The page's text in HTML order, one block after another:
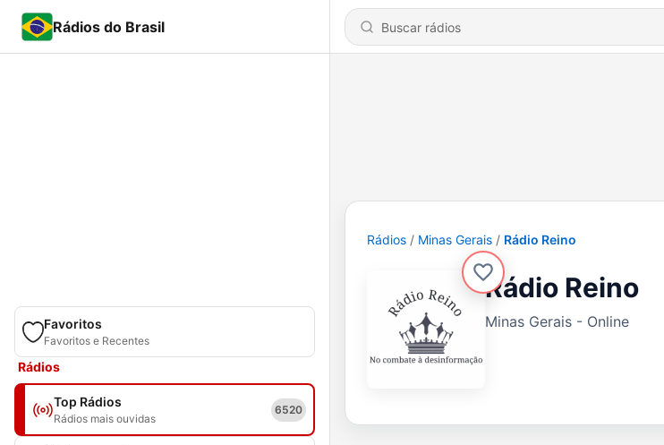
Rádios do Brasil
Favoritos
Favoritos e Recentes
Rádios
Top Rádios
Rádios mais ouvidas
6520
Rádios Minas Gerais Rádio Reino
Rádio Reino
Minas Gerais - Online